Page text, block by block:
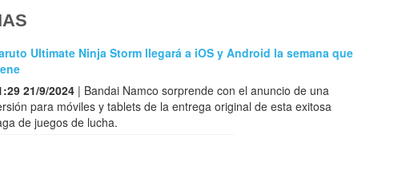
Ultimate Ninja Storm llegará a iOS y Android la semana que
21/9/2024 | Bandai Namco sorprende con el anuncio de una
para móviles y tablets de la entrega original de esta exitosa
de juegos de lucha.